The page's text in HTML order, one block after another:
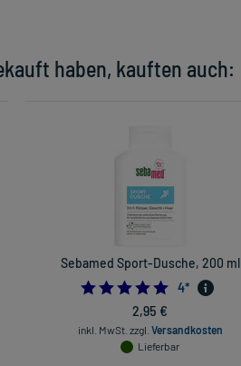
haben, kauften auch:
Sebamed Sport-Dusche, 200 ml
4.75
4*
2,95 €
inkl. MwSt. zzgl. Versandkosten
Lieferbar